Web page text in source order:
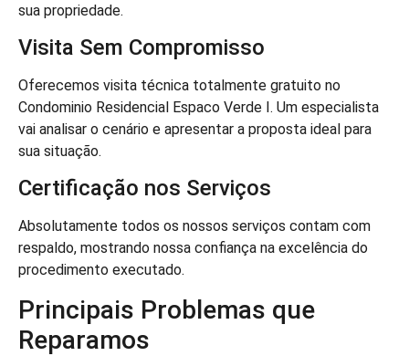
sua propriedade.
Visita Sem Compromisso
Oferecemos visita técnica totalmente gratuito no
Condominio Residencial Espaco Verde I. Um especialista
vai analisar o cenário e apresentar a proposta ideal para
sua situação.
Certificação nos Serviços
Absolutamente todos os nossos serviços contam com
respaldo, mostrando nossa confiança na excelência do
procedimento executado.
Principais Problemas que
Reparamos